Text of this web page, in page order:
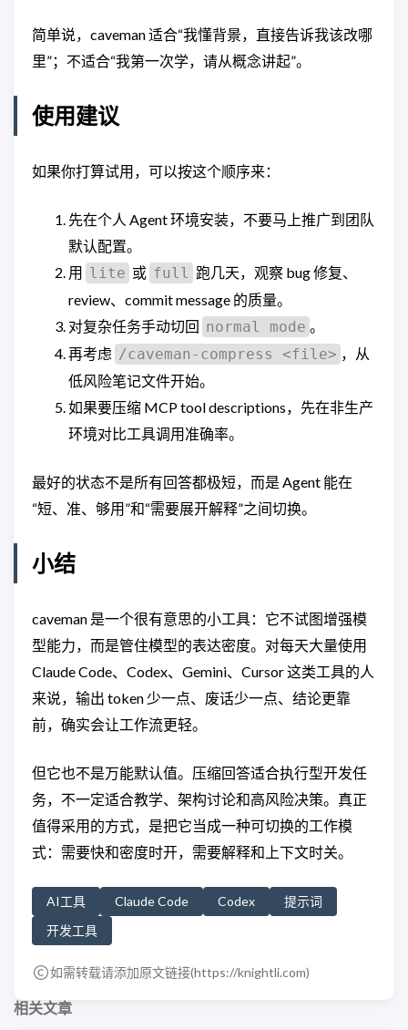
简单说，caveman 适合“我懂背景，直接告诉我该改哪
里”；不适合“我第一次学，请从概念讲起”。
使用建议
如果你打算试用，可以按这个顺序来：
先在个人 Agent 环境安装，不要马上推广到团队
默认配置。
用 lite 或 full 跑几天，观察 bug 修复、
review、commit message 的质量。
对复杂任务手动切回 normal mode 。
再考虑 /caveman-compress <file> ，从
低风险笔记文件开始。
如果要压缩 MCP tool descriptions，先在非生产
环境对比工具调用准确率。
最好的状态不是所有回答都极短，而是 Agent 能在
“短、准、够用”和“需要展开解释”之间切换。
小结
caveman 是一个很有意思的小工具：它不试图增强模
型能力，而是管住模型的表达密度。对每天大量使用
Claude Code、Codex、Gemini、Cursor 这类工具的人
来说，输出 token 少一点、废话少一点、结论更靠
前，确实会让工作流更轻。
但它也不是万能默认值。压缩回答适合执行型开发任
务，不一定适合教学、架构讨论和高风险决策。真正
值得采用的方式，是把它当成一种可切换的工作模
式：需要快和密度时开，需要解释和上下文时关。
AI工具 Claude Code Codex
提示词
开发工具
如需转载请添加原文链接(https://knightli.com)
相关文章